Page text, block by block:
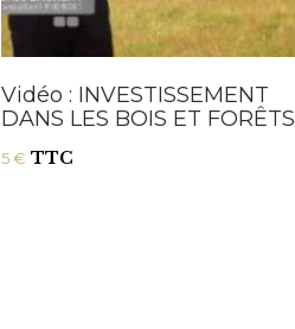
Vidéo : INVESTISSEMENT
DANS LES BOIS ET FORÊTS
5€ TTC